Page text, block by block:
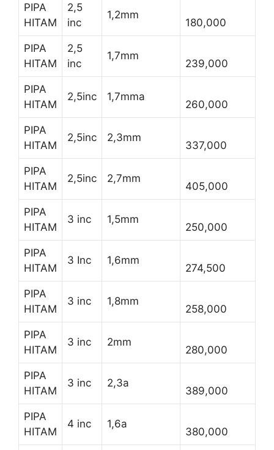
PIPA
HITAM
2,5
inc
1,2mm
180,000
PIPA
HITAM
2,5
inc
1,7mm
239,000
PIPA
HITAM
2,5inc 1,7mma
260,000
PIPA
HITAM
2,5inc 2,3mm
337,000
PIPA
HITAM
2,5inc 2,7mm
405,000
PIPA
HITAM
3 inc 1,5mm
250,000
PIPA
HITAM
3 Inc 1,6mm
274,500
PIPA
HITAM
3 inc 1,8mm
258,000
PIPA
HITAM
3 inc 2mm
280,000
PIPA
HITAM
3 inc 2,3a
389,000
PIPA
HITAM
4 inc 1,6a
380,000